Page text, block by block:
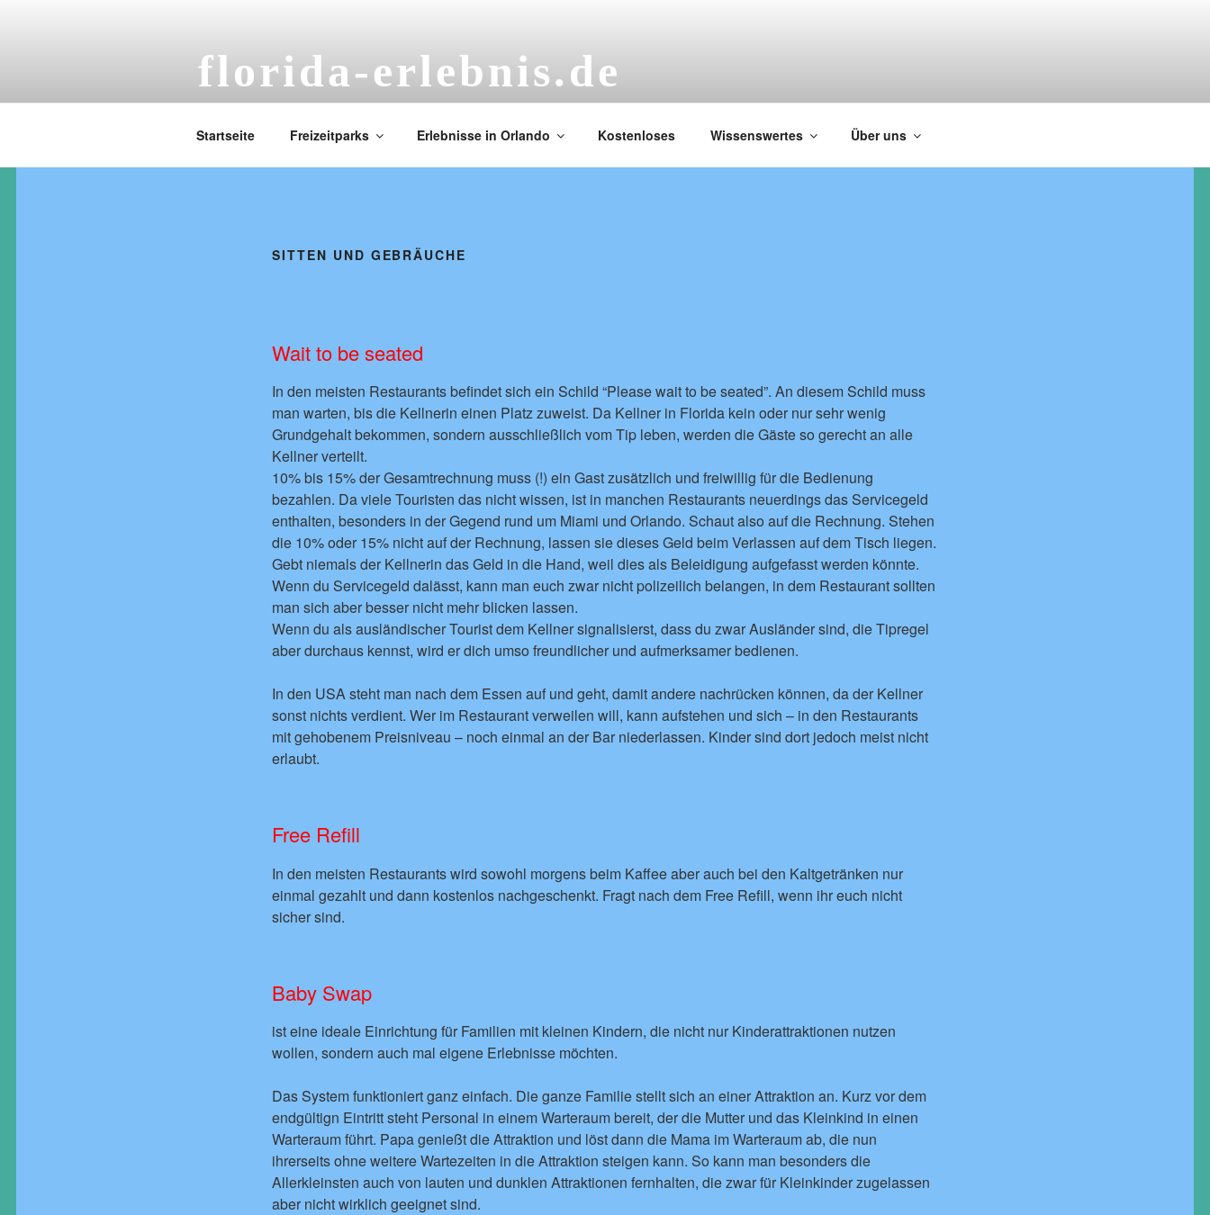
florida-erlebnis.de
Startseite Freizeitparks Erlebnisse in Orlando Kostenloses Wissenswertes Über uns
SITTEN UND GEBRÄUCHE
Wait to be seated
In den meisten Restaurants befindet sich ein Schild “Please wait to be seated”. An diesem Schild muss
man warten, bis die Kellnerin einen Platz zuweist. Da Kellner in Florida kein oder nur sehr wenig
Grundgehalt bekommen, sondern ausschließlich vom Tip leben, werden die Gäste so gerecht an alle
Kellner verteilt.
10% bis 15% der Gesamtrechnung muss (!) ein Gast zusätzlich und freiwillig für die Bedienung
bezahlen. Da viele Touristen das nicht wissen, ist in manchen Restaurants neuerdings das Servicegeld
enthalten, besonders in der Gegend rund um Miami und Orlando. Schaut also auf die Rechnung. Stehen
die 10% oder 15% nicht auf der Rechnung, lassen sie dieses Geld beim Verlassen auf dem Tisch liegen.
Gebt niemals der Kellnerin das Geld in die Hand, weil dies als Beleidigung aufgefasst werden könnte.
Wenn du Servicegeld dalässt, kann man euch zwar nicht polizeilich belangen, in dem Restaurant sollten
man sich aber besser nicht mehr blicken lassen.
Wenn du als ausländischer Tourist dem Kellner signalisierst, dass du zwar Ausländer sind, die Tipregel
aber durchaus kennst, wird er dich umso freundlicher und aufmerksamer bedienen.
In den USA steht man nach dem Essen auf und geht, damit andere nachrücken können, da der Kellner
sonst nichts verdient. Wer im Restaurant verweilen will, kann aufstehen und sich – in den Restaurants
mit gehobenem Preisniveau – noch einmal an der Bar niederlassen. Kinder sind dort jedoch meist nicht
erlaubt.
Free Refill
In den meisten Restaurants wird sowohl morgens beim Kaffee aber auch bei den Kaltgetränken nur
einmal gezahlt und dann kostenlos nachgeschenkt. Fragt nach dem Free Refill, wenn ihr euch nicht
sicher sind.
Baby Swap
ist eine ideale Einrichtung für Familien mit kleinen Kindern, die nicht nur Kinderattraktionen nutzen
wollen, sondern auch mal eigene Erlebnisse möchten.
Das System funktioniert ganz einfach. Die ganze Familie stellt sich an einer Attraktion an. Kurz vor dem
endgültign Eintritt steht Personal in einem Warteraum bereit, der die Mutter und das Kleinkind in einen
Warteraum führt. Papa genießt die Attraktion und löst dann die Mama im Warteraum ab, die nun
ihrerseits ohne weitere Wartezeiten in die Attraktion steigen kann. So kann man besonders die
Allerkleinsten auch von lauten und dunklen Attraktionen fernhalten, die zwar für Kleinkinder zugelassen
aber nicht wirklich geeignet sind.